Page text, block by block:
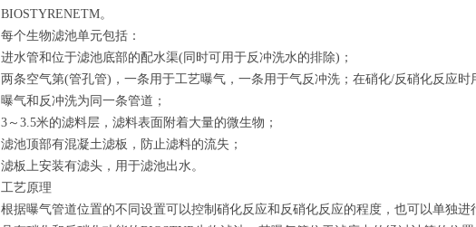
BIOSTYRENETM。
每个生物滤池单元包括：
进水管和位于滤池底部的配水渠(同时可用于反冲洗水的排除)；
两条空气第(管孔管)，一条用于工艺曝气，一条用于气反冲洗；在硝化/反硝化反应
曝气和反冲洗为同一条管道；
3～3.5米的滤料层，滤料表面附着大量的微生物；
滤池顶部有混凝土滤板，防止滤料的流失；
滤板上安装有滤头，用于滤池出水。
工艺原理
根据曝气管道位置的不同设置可以控制硝化反应和反硝化反应的程度，也可以单独进